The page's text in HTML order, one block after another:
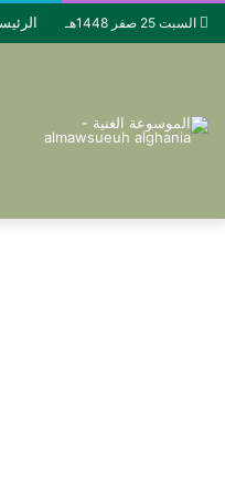
السبت 25 صفر 1448هـ